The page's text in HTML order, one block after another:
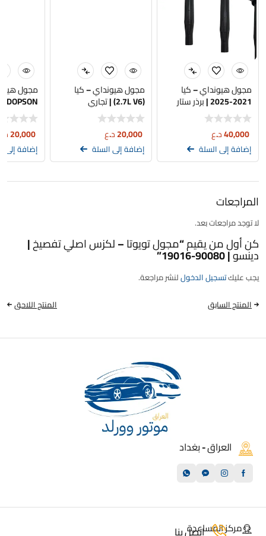
مجول هيونداي – كيا
2021-2025 | برذر ستار
40,000د.ع
إضافة إلى السلة
مجول هيونداي – كيا
(2.7L V6) | تجاري
20,000د.ع
إضافة إلى السلة
مجول
DOPSON
20,000
إضافة إلى
المراجعات
لا توجد مراجعات بعد.
كن أول من يقيم “مجول تويوتا – لكزس اصلي تفصيخ |
دينسو | 90080-19016”
يجب عليكتسجيل الدخوللنشر مراجعة.
المنتج السابق
المنتج اللاحق
العراق - بغداد
مركز المساعدة
اتصل بنا